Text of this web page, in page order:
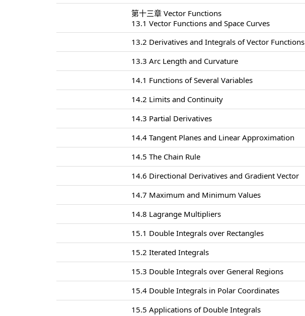
第十三章 Vector Functions
13.1 Vector Functions and Space Curves
13.2 Derivatives and Integrals of Vector Functions
13.3 Arc Length and Curvature
14.1 Functions of Several Variables
14.2 Limits and Continuity
14.3 Partial Derivatives
14.4 Tangent Planes and Linear Approximation
14.5 The Chain Rule
14.6 Directional Derivatives and Gradient Vector
14.7 Maximum and Minimum Values
14.8 Lagrange Multipliers
15.1 Double Integrals over Rectangles
15.2 Iterated Integrals
15.3 Double Integrals over General Regions
15.4 Double Integrals in Polar Coordinates
15.5 Applications of Double Integrals